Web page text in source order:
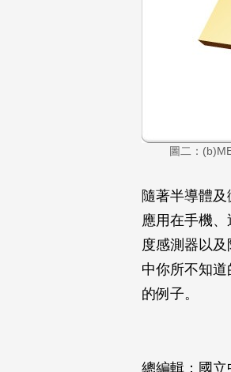
圖二：
隨著半導體
應用在手機
度感測器以
中你所不知
的例子。
總編輯：國